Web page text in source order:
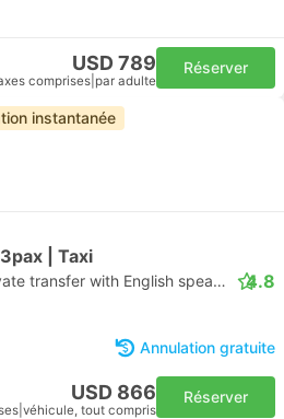
USD 789
comprises par adulte
Réserver
instantanée
| Taxi
Daytrip private transfer with English speaking driver 4.8
Annulation gratuite
USD 866
véhicule, tout compris
Réserver